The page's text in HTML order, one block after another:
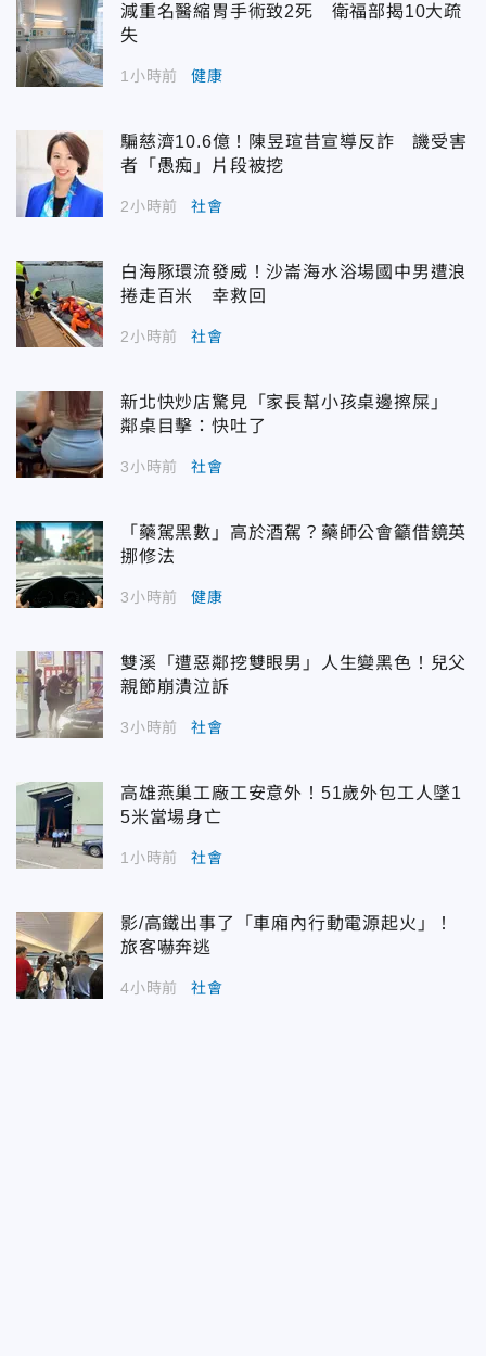
減重名醫縮胃手術致2死 衛福部揭10大疏
失
1小時前 健康
騙慈濟10.6億！陳昱瑄昔宣導反詐 譏受害
者「愚痴」片段被挖
2小時前 社會
白海豚環流發威！沙崙海水浴場國中男遭浪
捲走百米 幸救回
2小時前 社會
新北快炒店驚見「家長幫小孩桌邊擦屎」
鄰桌目擊：快吐了
3小時前 社會
「藥駕黑數」高於酒駕？藥師公會籲借鏡英
挪修法
3小時前 健康
雙溪「遭惡鄰挖雙眼男」人生變黑色！兒父
親節崩潰泣訴
3小時前 社會
高雄燕巢工廠工安意外！51歲外包工人墜1
5米當場身亡
1小時前 社會
影/高鐵出事了「車廂內行動電源起火」！
旅客嚇奔逃
4小時前 社會